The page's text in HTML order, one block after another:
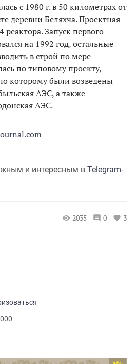
с 1980 г. в 50 километрах от
деревни Беляхча. Проектная
Запуск первого
на 1992 год, остальные
в строй по мере
по типовому проекту,
которому были возведены
АЭС, а также
АЭС.
и интересным в Telegram-
2035 0 3